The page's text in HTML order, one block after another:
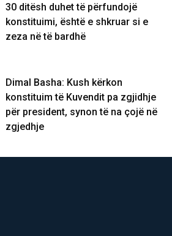
30 ditësh duhet të përfundojë
konstituimi, është e shkruar si e
zeza në të bardhë
Dimal Basha: Kush kërkon
konstituim të Kuvendit pa zgjidhje
për president, synon të na çojë në
zgjedhje